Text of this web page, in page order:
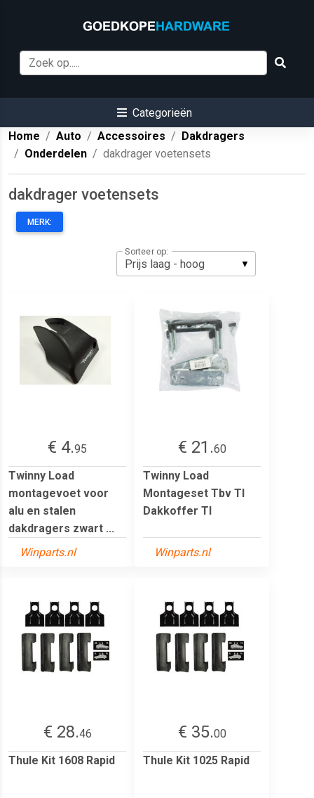
Categorieën
Home
Auto Accessoires
Dakdragers
Onderdelen
dakdrager voetensets
dakdrager voetensets
MERK:
Sorteer op:
€ 4.95
Twinny Load
montagevoet voor
alu en stalen
dakdragers zwart ...
Winparts.nl
€ 21.60
Twinny Load
Montageset Tbv Tl
Dakkoffer Tl
Winparts.nl
€ 28.46
Thule Kit 1608 Rapid
€ 35.00
Thule Kit 1025 Rapid